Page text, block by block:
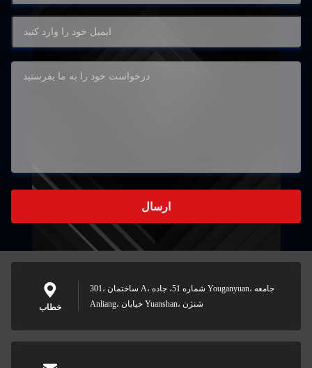
ارسال
خطاب
301، ساختمان A، شماره 51، جاده Youganyuan، جامعه
Anliang، خیابان Yuanshan، شنژن